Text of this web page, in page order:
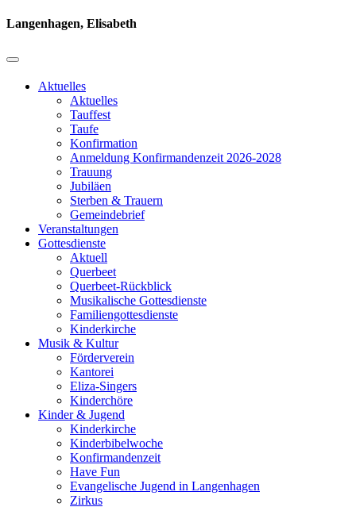
Langenhagen, Elisabeth
Aktuelles
Aktuelles
Tauffest
Taufe
Konfirmation
Anmeldung Konfirmandenzeit 2026-2028
Trauung
Jubiläen
Sterben & Trauern
Gemeindebrief
Veranstaltungen
Gottesdienste
Aktuell
Querbeet
Querbeet-Rückblick
Musikalische Gottesdienste
Familiengottesdienste
Kinderkirche
Musik & Kultur
Förderverein
Kantorei
Eliza-Singers
Kinderchöre
Kinder & Jugend
Kinderkirche
Kinderbibelwoche
Konfirmandenzeit
Have Fun
Evangelische Jugend in Langenhagen
Zirkus